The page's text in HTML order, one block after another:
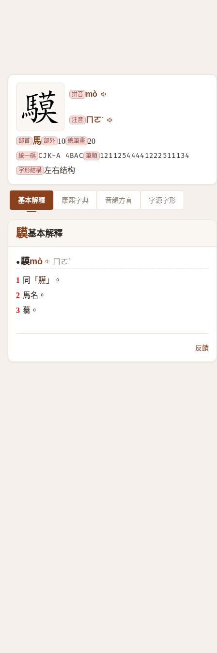
拼音 mò
注音 ㄇㄛˋ
部首 馬 部外 10 總筆畫 20
統一碼 CJK-A 4BAC 筆順 12112544441222511134
字形結構 左右结构
基本解釋 康熙字典 音韻方言 字源字形
䮬基本解釋
●䮬mò ㄇㄛˋ
同 「 騲」
。
馬名。
驀。
反饋